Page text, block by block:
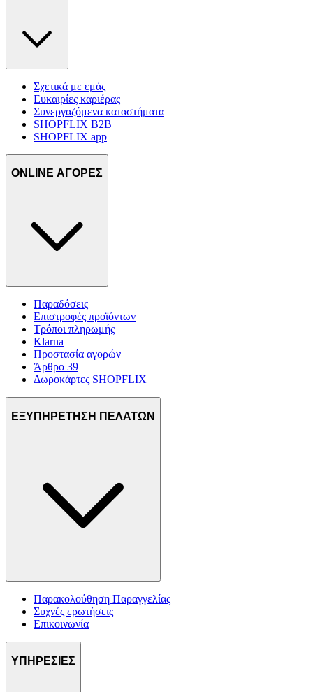
Σχετικά με εμάς
Ευκαιρίες καριέρας
Συνεργαζόμενα καταστήματα
SHOPFLIX B2B
SHOPFLIX app
ONLINE ΑΓΟΡΕΣ
Παραδόσεις
Επιστροφές προϊόντων
Τρόποι πληρωμής
Klarna
Προστασία αγορών
Άρθρο 39
Δωροκάρτες SHOPFLIX
ΕΞΥΠΗΡΕΤΗΣΗ ΠΕΛΑΤΩΝ
Παρακολούθηση Παραγγελίας
Συχνές ερωτήσεις
Επικοινωνία
ΥΠΗΡΕΣΙΕΣ